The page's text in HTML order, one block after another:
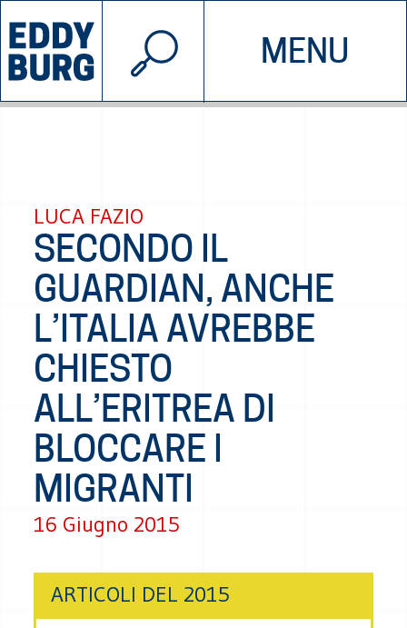
MENU
INIZIATIVE CHI SIAMO
© 2026 EDDYBURG
LUCA FAZIO
SECONDO IL
GUARDIAN, ANCHE
L’ITALIA AVREBBE
CHIESTO
ALL’ERITREA DI
BLOCCARE I
MIGRANTI
16 Giugno 2015
ARTICOLI DEL 2015